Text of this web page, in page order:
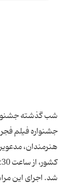
شب گذشته
جشنواره فیلم
هنرمندان،
شد. اجرای این